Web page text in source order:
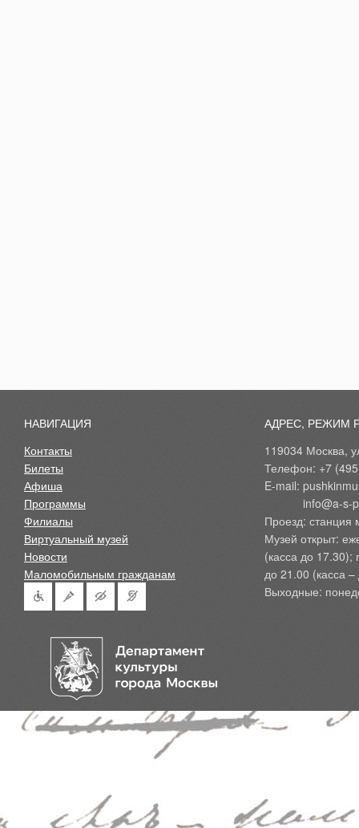
НАВИГАЦИЯ
Контакты
Билеты
Афиша
Программы
Филиалы
Виртуальный музей
Новости
Маломобильным гражданам
АДРЕС, РЕЖИМ
119034 Москва,
Телефон: +7
E-mail:
Проезд: станция
Музей открыт:
(касса до 17.30);
до 21.00 (касса
Выходные: